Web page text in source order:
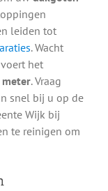
leiden tot
. Wacht
het
. Vraag
snel bij u op de
Wijk bij
te reinigen om